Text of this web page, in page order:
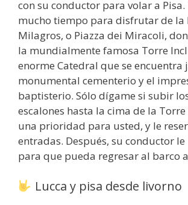
con su conductor para volar a Pisa.
mucho tiempo para disfrutar de la
Milagros, o Piazza dei Miracoli,
la mundialmente famosa Torre
enorme Catedral que se encuentra
monumental cementerio y el
baptisterio. Sólo dígame si subir
escalones hasta la cima de la Torre
una prioridad para usted, y le
entradas. Después, su conductor le
para que pueda regresar al barco
Lucca y pisa desde livorno